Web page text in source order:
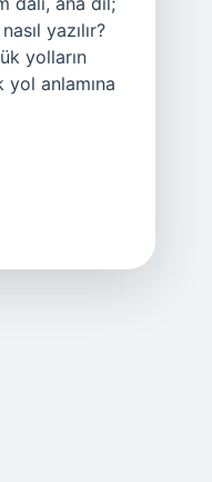
yazılır?
yolların
yol anlamına